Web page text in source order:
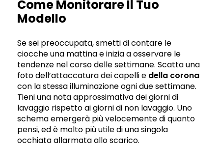
Come Monitorare Il Tuo
Modello
Se sei preoccupata, smetti di contare le
ciocche una mattina e inizia a osservare le
tendenze nel corso delle settimane. Scatta una
foto dell’attaccatura dei capelli e della corona
con la stessa illuminazione ogni due settimane.
Tieni una nota approssimativa dei giorni di
lavaggio rispetto ai giorni di non lavaggio. Uno
schema emergerà più velocemente di quanto
pensi, ed è molto più utile di una singola
occhiata allarmata allo scarico.